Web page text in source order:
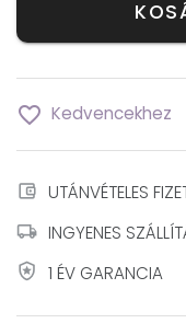
favorite_border Kedvencekhez
account_balance_wallet UTÁNVÉTELES
local_shipping INGYENES
local_police 1 ÉV GARANCIA